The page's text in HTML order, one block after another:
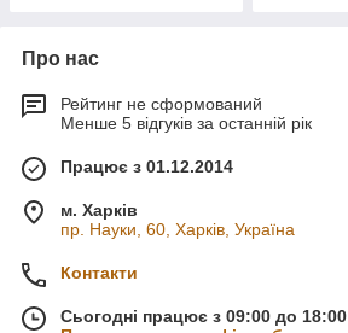
Про нас
Рейтинг не сформований
Менше 5 відгуків за останній рік
Працює з 01.12.2014
м. Харків
пр. Науки, 60, Харків, Україна
Контакти
Сьогодні працює з 09:00 до 18:00